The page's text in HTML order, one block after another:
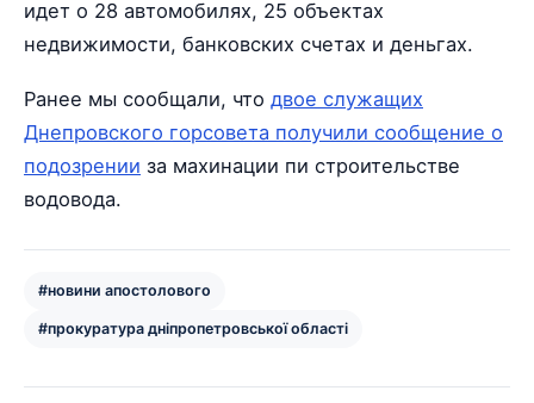
идет о 28 автомобилях, 25 объектах
недвижимости, банковских счетах и деньгах.
Ранее мы сообщали, что двое служащих
Днепровского горсовета получили сообщение о
подозрении за махинации пи строительстве
водовода.
#новини апостолового
#прокуратура дніпропетровської області